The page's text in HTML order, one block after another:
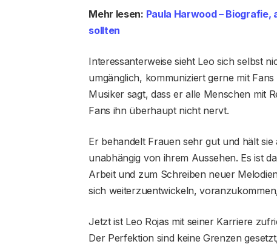
Mehr lesen: Paula Harwood – Biografie,
sollten
Interessanterweise sieht Leo sich selbst
umgänglich, kommuniziert gerne mit
Musiker sagt, dass er alle Menschen mit
Fans ihn überhaupt nicht nervt.
Er behandelt Frauen sehr gut und hält
unabhängig von ihrem Aussehen. Es ist
Arbeit und zum Schreiben neuer
sich weiterzuentwickeln,
Jetzt ist Leo Rojas mit seiner Karriere
Der Perfektion sind keine Grenzen